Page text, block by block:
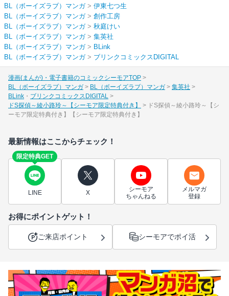
BL（ボーイズラブ）マンガ> 伊東七つ生
BL（ボーイズラブ）マンガ> 創作工房
BL（ボーイズラブ）マンガ> 秋庭けい
BL（ボーイズラブ）マンガ> 集英社
BL（ボーイズラブ）マンガ> BLink
BL（ボーイズラブ）マンガ> ブリンクコミックスDIGITAL
漫画(まんが)・電子書籍のコミックシーモアTOP
BL（ボーイズラブ）マンガ
BL（ボーイズラブ）マンガ
集英社
BLink
ブリンクコミックスDIGITAL
ドS探偵～綾小路玲～【シーモア限定特典付き】
ドS探偵～綾小路玲～【シ
ーモア限定特典付き】【シーモア限定特典付き】
最新情報はここからチェック！
限定特典GET
LINE X
シーモア
ちゃんねる
メルマガ
登録
お得にポイントゲット！
ご来店ポイント シーモアでポイ活